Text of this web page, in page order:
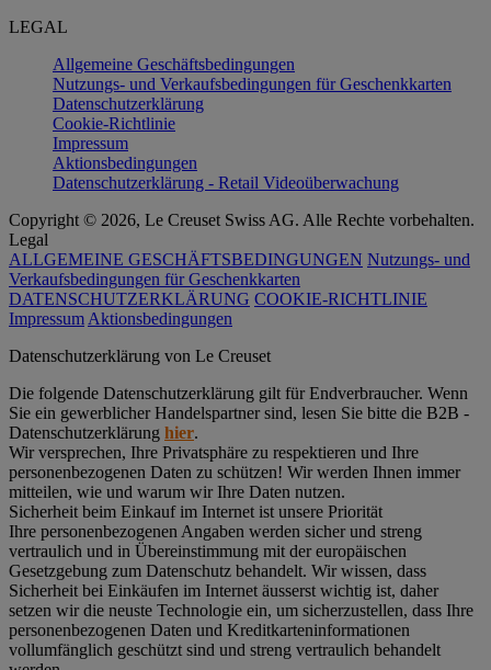
LEGAL
Allgemeine Geschäftsbedingungen
Nutzungs- und Verkaufsbedingungen für Geschenkkarten
Datenschutzerklärung
Cookie-Richtlinie
Impressum
Aktionsbedingungen
Datenschutzerklärung - Retail Videoüberwachung
Copyright © 2026, Le Creuset Swiss AG. Alle Rechte vorbehalten.
Legal
ALLGEMEINE GESCHÄFTSBEDINGUNGEN Nutzungs- und
Verkaufsbedingungen für Geschenkkarten
DATENSCHUTZERKLÄRUNG COOKIE-RICHTLINIE
Impressum Aktionsbedingungen
Datenschutz­erklärung von Le Creuset
Die folgende Datenschutzerklärung gilt für Endverbraucher. Wenn
Sie ein gewerblicher Handelspartner sind, lesen Sie bitte die B2B -
Datenschutzerklärung hier.
Wir versprechen, Ihre Privatsphäre zu respektieren und Ihre
personenbezogenen Daten zu schützen! Wir werden Ihnen immer
mitteilen, wie und warum wir Ihre Daten nutzen.
Sicherheit beim Einkauf im Internet ist unsere Priorität
Ihre personenbezogenen Angaben werden sicher und streng
vertraulich und in Übereinstimmung mit der europäischen
Gesetzgebung zum Datenschutz behandelt. Wir wissen, dass
Sicherheit bei Einkäufen im Internet äusserst wichtig ist, daher
setzen wir die neuste Technologie ein, um sicherzustellen, dass Ihre
personenbezogenen Daten und Kreditkarteninformationen
vollumfänglich geschützt sind und streng vertraulich behandelt